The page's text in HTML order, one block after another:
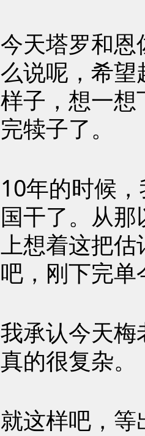
今天塔罗和
么说呢，希
样子，想一
完犊子了。
10年的时候
国干了。从
上想着这把
吧，刚下完
我承认今天
真的很复杂。
就这样吧，